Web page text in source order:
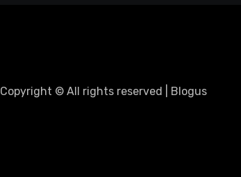
Copyright © All rights reserved Blogus